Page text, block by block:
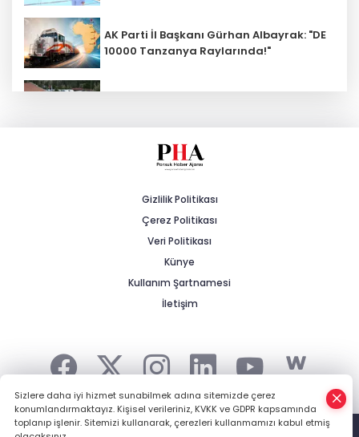
AK Parti İl Başkanı Gürhan Albayrak: "DE
10000 Tanzanya Raylarında!"
Eskişehirspor'da Lig Hazırlıkları Devam
Prof. Dr. Ayşen Gürcan’dan 25. Yıl ve
Türkiye Yüzyılı Vurgusu
Yeni Partili Çakırözer’in TBMM’deki İlk
Önergesi Gazeteciler İçin
Gizlilik Politikası
Çerez Politikası
Veri Politikası
Künye
Kullanım Şartnamesi
İletişim
Şehrin Haberi, Kırsalın Gündemi... - HABER YAZILIMIve
TURKTICARET.NET projesidir Copyright© 2006-2026 Tüm hakları
Sizlere daha iyi hizmet sunabilmek adına sitemizde çerez
konumlandırmaktayız. Kişisel verileriniz, KVKK ve GDPR kapsamında
toplanıp işlenir. Sitemizi kullanarak, çerezleri kullanmamızı kabul etmiş